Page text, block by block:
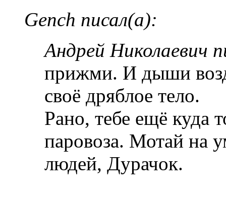
Gench писал(а):
Андрей Николаевич
прижми. И дыши
своё дряблое тело.
Рано, тебе ещё куда
паровоза. Мотай на
людей, Дурачок.